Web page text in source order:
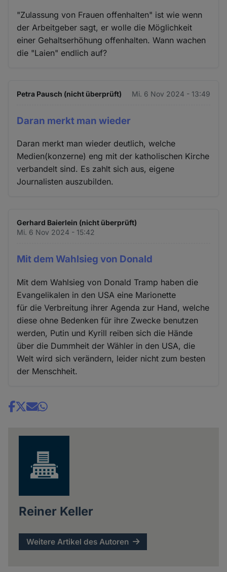
"Zulassung von Frauen offenhalten" ist wie wenn
der Arbeitgeber sagt, er wolle die Möglichkeit
einer Gehaltserhöhung offenhalten. Wann wachen
die "Laien" endlich auf?
Petra Pausch (nicht überprüft) Mi. 6 Nov 2024 - 13:49
Daran merkt man wieder
Daran merkt man wieder deutlich, welche
Medien(konzerne) eng mit der katholischen Kirche
verbandelt sind. Es zahlt sich aus, eigene
Journalisten auszubilden.
Gerhard Baierlein (nicht überprüft)
Mi. 6 Nov 2024 - 15:42
Mit dem Wahlsieg von Donald
Mit dem Wahlsieg von Donald Tramp haben die
Evangelikalen in den USA eine Marionette
für die Verbreitung ihrer Agenda zur Hand, welche
diese ohne Bedenken für ihre Zwecke benutzen
werden, Putin und Kyrill reiben sich die Hände
über die Dummheit der Wähler in den USA, die
Welt wird sich verändern, leider nicht zum besten
der Menschheit.
Share
Reiner Keller
Weitere Artikel des Autoren